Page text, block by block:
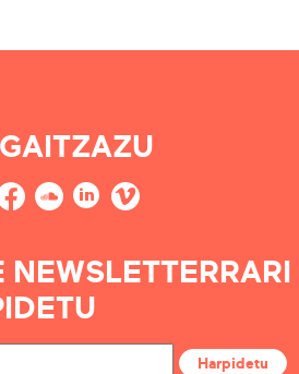
NEWSLETTERRARI
Harpidetu